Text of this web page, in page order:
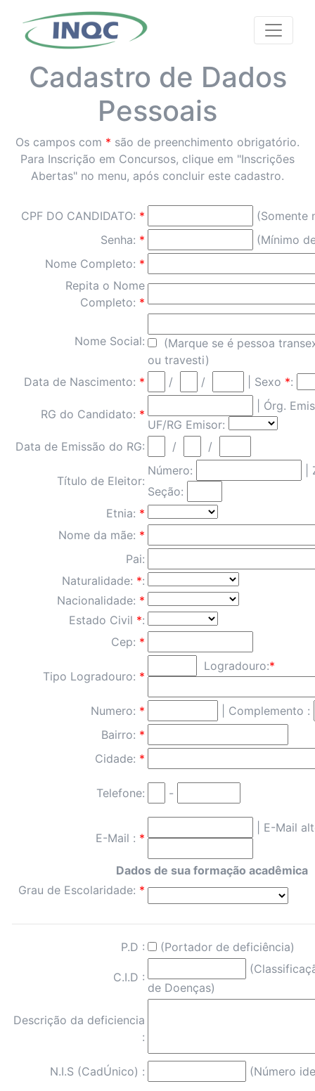
Cadastro de Dados
Pessoais
Os campos com * são de preenchimento obrigatório.
Para Inscrição em Concursos, clique em "Inscrições
Abertas" no menu, após concluir este cadastro.
CPF DO CANDIDATO: *
(Somente
Senha: *
(Mínimo
Nome Completo: *
Repita o Nome
Completo: *
Nome Social:
(Marque se é pessoa
ou travesti)
Data de Nascimento: * / / | Sexo *:
RG do Candidato: *
Órg.
UF/RG Emisor:
Data de Emissão do RG:
/ /
Título de Eleitor:
Número:
|
Seção:
Etnia: *
Nome da mãe: *
Pai:
Naturalidade: *:
Nacionalidade: *
Estado Civil *:
Cep: *
Tipo Logradouro: *
Logradouro:*
Numero: *
| Complemento :
Bairro: *
Cidade: *
Telefone: -
E-Mail : *
E-Mail
Dados de sua formação acadêmica
Grau de Escolaridade: *
P.D : (Portador de deficiência)
C.I.D :
de Doenças)
Descrição da deficiencia
:
N.I.S (CadÚnico) : (Número